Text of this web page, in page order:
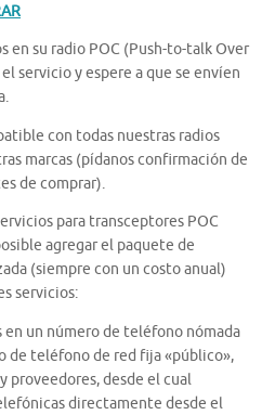
en su radio POC (Push-to-talk Over
servicio y espere a que se envíen
con todas nuestras radios
marcas (pídanos confirmación de
de comprar).
para transceptores POC
agregar el paquete de
(siempre con un costo anual)
servicios:
en un número de teléfono nómada
de teléfono de red fija «público»,
proveedores, desde el cual
directamente desde el